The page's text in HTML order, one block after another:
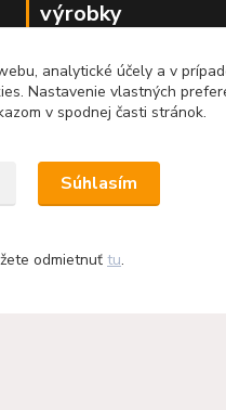
výrobky
Haas+Sohn - kachle a
analytické účely a v
Nastavenie vlastných
v spodnej časti stránok.
Súhlasím
odmietnuť tu.